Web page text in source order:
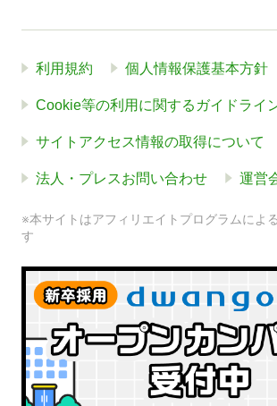
利用規約 個人情報保護基本方針
Cookie等の利用に関するガイドライ
サイトアクセス情報の取得について
法人・プレスお問い合わせ 運営
※本サイトはアフィリエイトプログラムによ
す